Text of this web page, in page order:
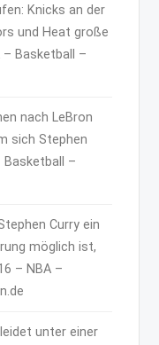
Knicks an der
und Heat große
Basketball –
nach LeBron
sich Stephen
Basketball –
Curry ein
möglich ist,
– NBA –
leidet unter einer